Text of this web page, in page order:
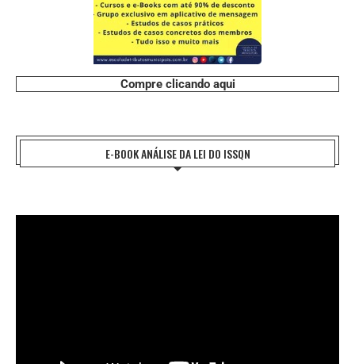
Compre clicando aqui
E-BOOK ANÁLISE DA LEI DO ISSQN